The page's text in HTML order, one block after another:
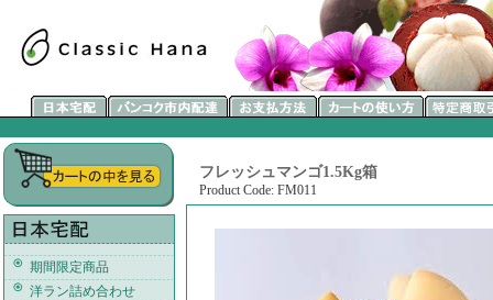
期間限定商品
洋ラン詰め合わせ
フレッシュマンゴ1.5Kg箱
Product Code: FM011